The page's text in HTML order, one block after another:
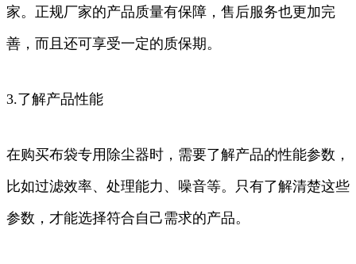
家。正规厂家的产品质量有保障，售后服务也更加完
善，而且还可享受一定的质保期。
3.了解产品性能
在购买布袋专用除尘器时，需要了解产品的性能参数，
比如过滤效率、处理能力、噪音等。只有了解清楚这些
参数，才能选择符合自己需求的产品。